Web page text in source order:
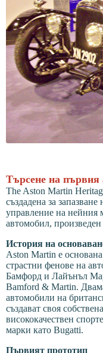
Търсене на
The Aston Martin
създадена за
управление на нейния
автомобил, произведен
История на
Aston Martin е
страстни фенове на
Бамфорд и Лайънъл
Bamford & Martin.
автомобили на
създават своя
висококачествен
марки като Bugatti.
Първият прототип